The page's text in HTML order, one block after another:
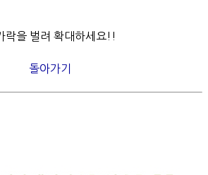
락을 벌려 확대하세요!!
돌아가기